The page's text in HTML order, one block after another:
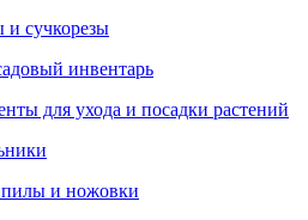
и сучкорезы
инвентарь
для ухода и посадки растений
и ножовки